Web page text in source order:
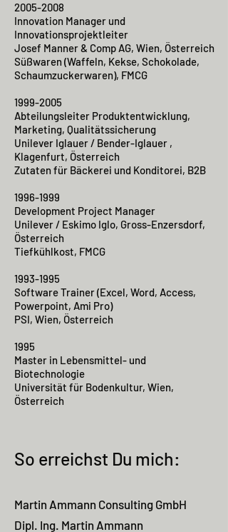
2005-2008
Innovation Manager und
Innovationsprojektleiter
Josef Manner & Comp AG, Wien, Österreich
Süßwaren (Waffeln, Kekse, Schokolade,
Schaumzuckerwaren), FMCG
1999-2005
Abteilungsleiter Produktentwicklung,
Marketing, Qualitätssicherung
Unilever Iglauer / Bender-Iglauer ,
Klagenfurt, Österreich
Zutaten für Bäckerei und Konditorei, B2B
1996-1999
Development Project Manager
Unilever / Eskimo Iglo, Gross-Enzersdorf,
Österreich
Tiefkühlkost, FMCG
1993-1995
Software Trainer (Excel, Word, Access,
Powerpoint, Ami Pro)
PSI, Wien, Österreich
1995
Master in Lebensmittel- und
Biotechnologie
Universität für Bodenkultur, Wien,
Österreich
So erreichst Du mich:
Martin Ammann Consulting GmbH
Dipl. Ing. Martin Ammann